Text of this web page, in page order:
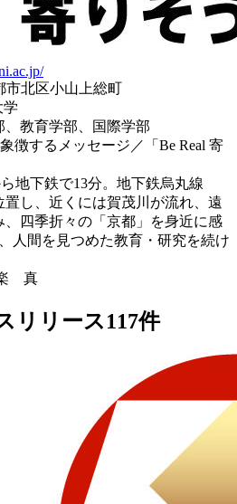
北区小山上総町
学
教育学部、国際学部
徴するメッセージ／「Be Real 寄
地下鉄で13分。地下鉄烏丸線
置し、近くには賀茂川が流れ、遠
、四季折々の「京都」を身近に感
人間を見つめた教育・研究を続け
真
リリース117件